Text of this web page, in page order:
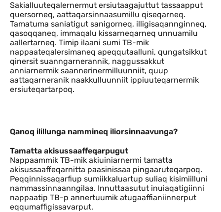
Sakialluuteqalernermut ersiutaagajuttut tassaapput
quersorneq, aattaqarsinnaasumillu qiseqarneq.
Tamatuma saniatigut sanigorneq, illigisaqannginneq,
qasoqqaneq, immaqalu kissarneqarneq unnuamilu
aallertarneq. Timip ilaani sumi TB-mik
nappaateqalersimaneq apeqqutaalluni, qungatsikkut
qinersit suanngarnerannik, naggussakkut
anniarnermik saannerinermilluunniit, quup
aattaqarneranik naakkulluunniit ippiuuteqarnermik
ersiuteqartarpoq.
Qanoq ilillunga nammineq
Qanoq ilillunga nammineq iliorsinnaavunga?
Tamatta akisussaaffeqarpugut
Nappaammik TB-mik akiuiniarnermi tamatta
akisussaaffeqarnitta paasinissaa pingaaruteqarpoq.
Peqqinnissaqarfiup sumiikkaluartup suliaq kisimiilluni
nammassinnaanngilaa. Innuttaasutut inuiaqatigiinni
nappaatip TB-p annertuumik atugaaffianiinnerput
eqqumaffigissavarput.